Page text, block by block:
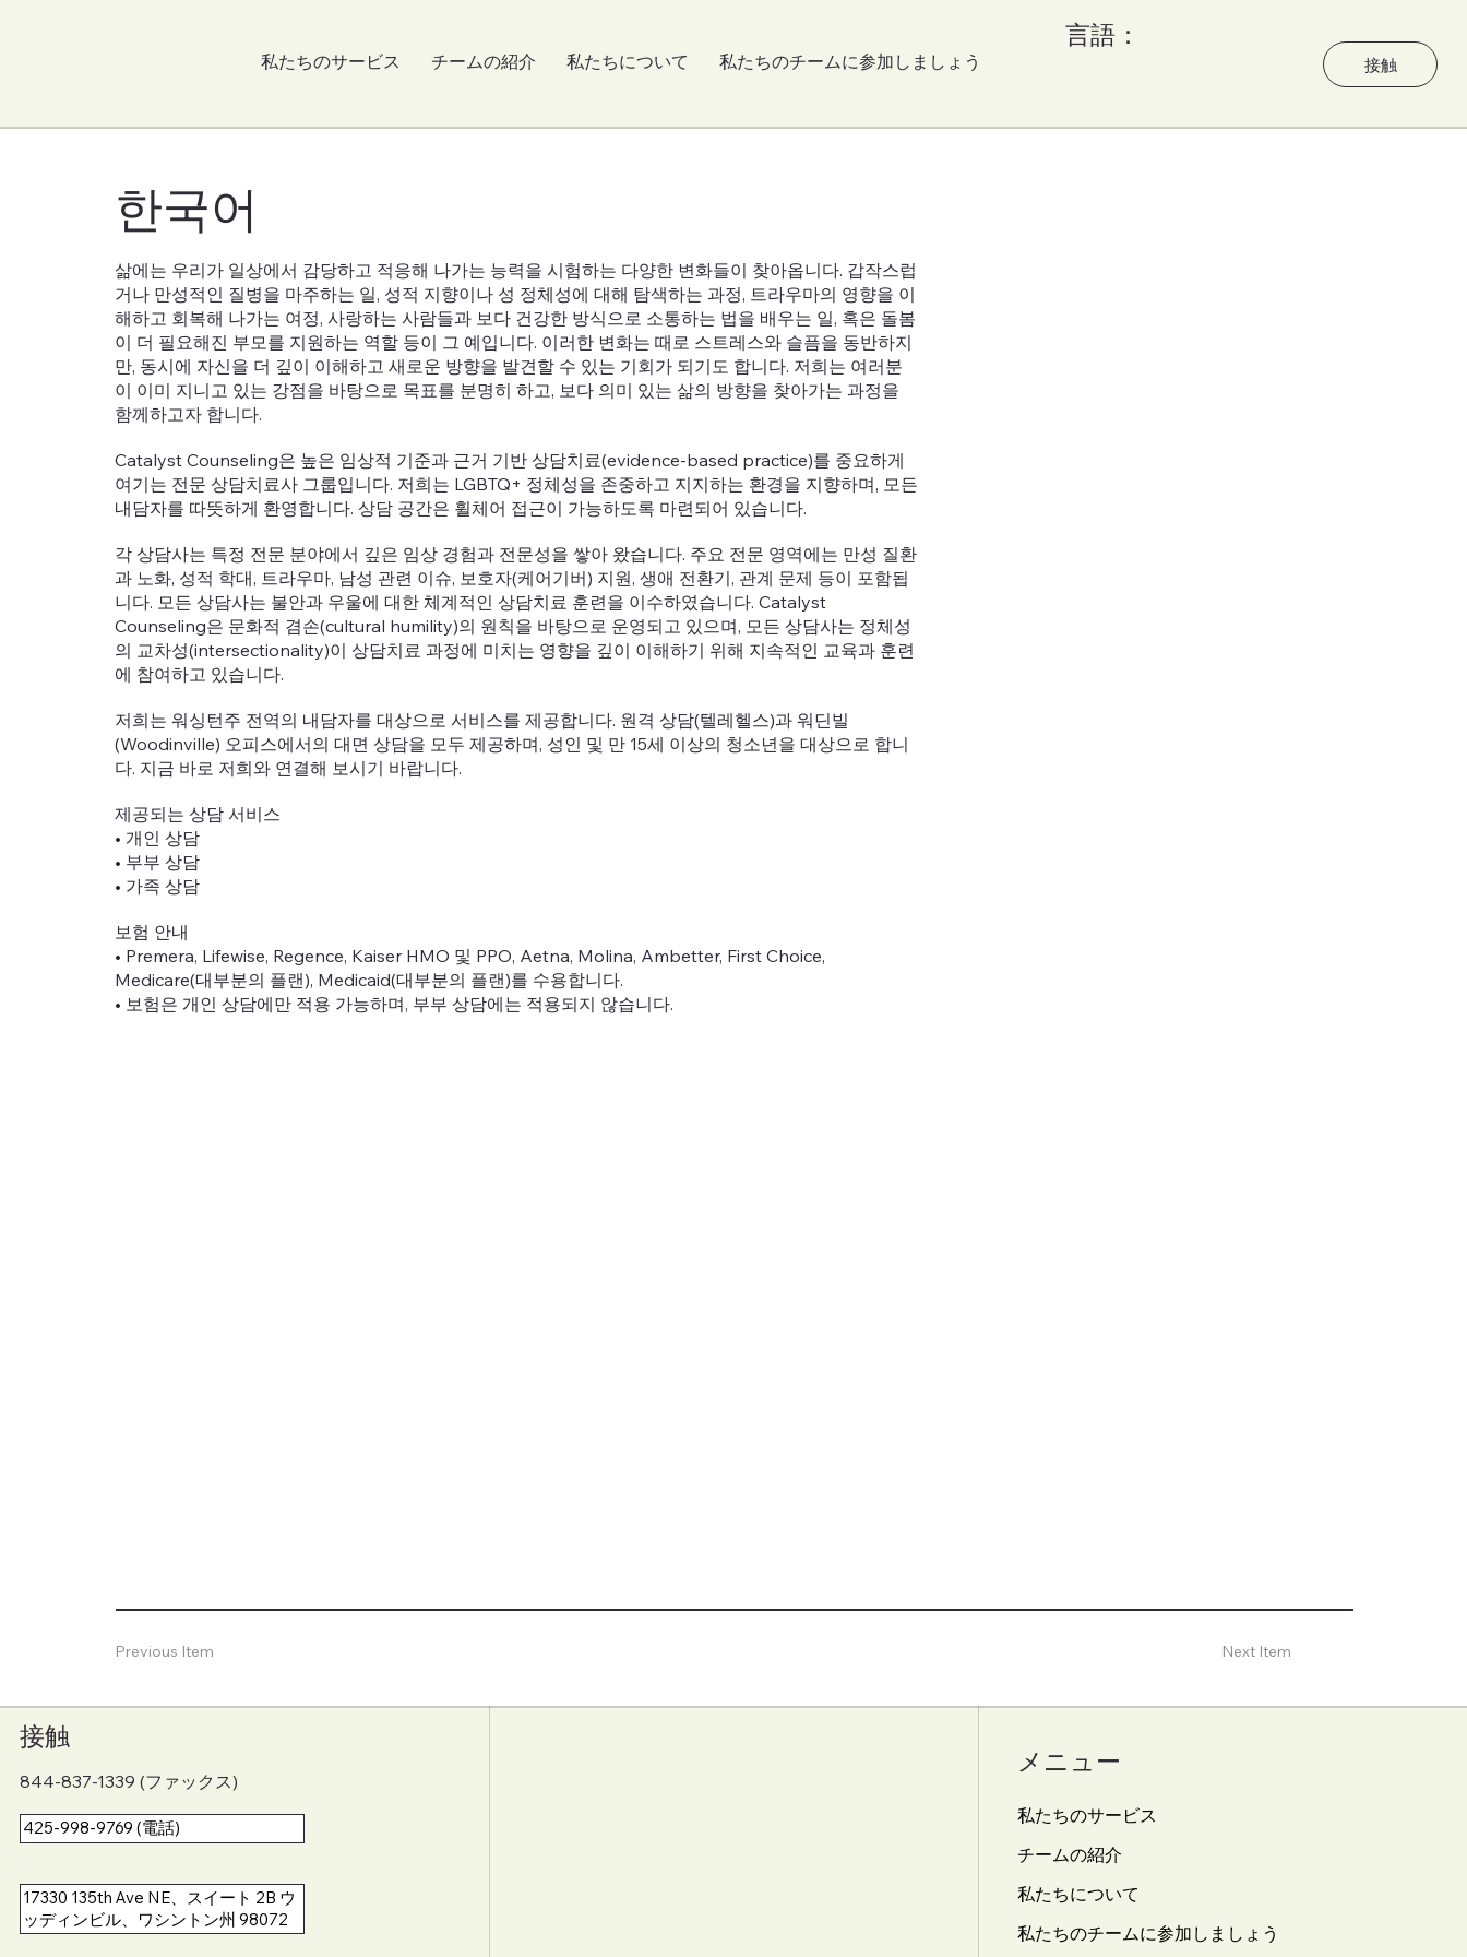
私たちのサービス チームの紹介 私たちについて 私たちのチームに参加しましょう
言語：
接触
한국어
삶에는 우리가 일상에서 감당하고 적응해 나가는 능력을 시험하는 다양한 변화들이 찾아옵니다. 갑작스럽
거나 만성적인 질병을 마주하는 일, 성적 지향이나 성 정체성에 대해 탐색하는 과정, 트라우마의 영향을 이
해하고 회복해 나가는 여정, 사랑하는 사람들과 보다 건강한 방식으로 소통하는 법을 배우는 일, 혹은 돌봄
이 더 필요해진 부모를 지원하는 역할 등이 그 예입니다. 이러한 변화는 때로 스트레스와 슬픔을 동반하지
만, 동시에 자신을 더 깊이 이해하고 새로운 방향을 발견할 수 있는 기회가 되기도 합니다. 저희는 여러분
이 이미 지니고 있는 강점을 바탕으로 목표를 분명히 하고, 보다 의미 있는 삶의 방향을 찾아가는 과정을
함께하고자 합니다.
Catalyst Counseling은 높은 임상적 기준과 근거 기반 상담치료(evidence-based practice)를 중요하게
여기는 전문 상담치료사 그룹입니다. 저희는 LGBTQ+ 정체성을 존중하고 지지하는 환경을 지향하며, 모든
내담자를 따뜻하게 환영합니다. 상담 공간은 휠체어 접근이 가능하도록 마련되어 있습니다.
각 상담사는 특정 전문 분야에서 깊은 임상 경험과 전문성을 쌓아 왔습니다. 주요 전문 영역에는 만성 질환
과 노화, 성적 학대, 트라우마, 남성 관련 이슈, 보호자(케어기버) 지원, 생애 전환기, 관계 문제 등이 포함됩
니다. 모든 상담사는 불안과 우울에 대한 체계적인 상담치료 훈련을 이수하였습니다. Catalyst
Counseling은 문화적 겸손(cultural humility)의 원칙을 바탕으로 운영되고 있으며, 모든 상담사는 정체성
의 교차성(intersectionality)이 상담치료 과정에 미치는 영향을 깊이 이해하기 위해 지속적인 교육과 훈련
에 참여하고 있습니다.
저희는 워싱턴주 전역의 내담자를 대상으로 서비스를 제공합니다. 원격 상담(텔레헬스)과 워딘빌
(Woodinville) 오피스에서의 대면 상담을 모두 제공하며, 성인 및 만 15세 이상의 청소년을 대상으로 합니
다. 지금 바로 저희와 연결해 보시기 바랍니다.
제공되는 상담 서비스
• 개인 상담
• 부부 상담
• 가족 상담
보험 안내
• Premera, Lifewise, Regence, Kaiser HMO 및 PPO, Aetna, Molina, Ambetter, First Choice,
Medicare(대부분의 플랜), Medicaid(대부분의 플랜)를 수용합니다.
• 보험은 개인 상담에만 적용 가능하며, 부부 상담에는 적용되지 않습니다.
Previous Item Next Item
接触
844-837-1339 (ファックス)
425-998-9769 (電話)
17330 135th Ave NE、スイート 2B ウ
ッディンビル、ワシントン州 98072
メニュー
私たちのサービス
チームの紹介
私たちについて
私たちのチームに参加しましょう